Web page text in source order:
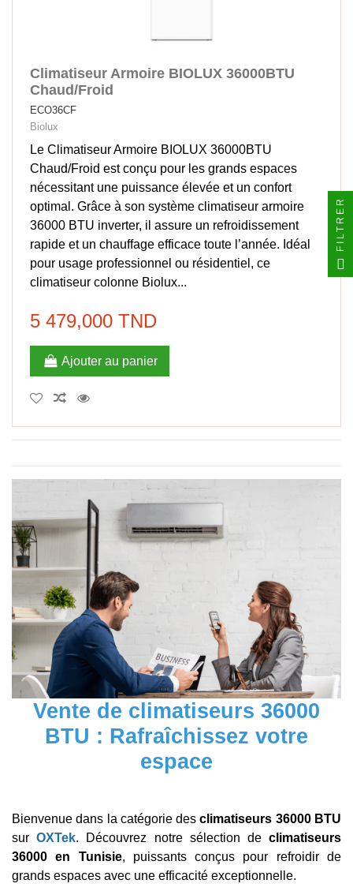
Climatiseur Armoire BIOLUX 36000BTU
Chaud/Froid
ECO36CF
Biolux
Le Climatiseur Armoire BIOLUX 36000BTU
Chaud/Froid est conçu pour les grands espaces
nécessitant une puissance élevée et un confort
optimal. Grâce à son système climatiseur armoire
36000 BTU inverter, il assure un refroidissement
rapide et un chauffage efficace toute l’année. Idéal
pour usage professionnel ou résidentiel, ce
climatiseur colonne Biolux...
5 479,000 TND
Ajouter au panier
Vente de climatiseurs 36000
BTU : Rafraîchissez votre
espace
Bienvenue dans la catégorie desclimatiseurs 36000 BTU
surOXTek. Découvrez notre sélection declimatiseurs
36000 en Tunisie, puissants conçus pour refroidir de
grands espaces avec une efficacité exceptionnelle.
FILTRER